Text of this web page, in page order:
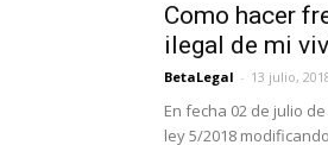
Como hacer
ilegal de mi
BetaLegal - 13 julio,
En fecha 02 de julio
ley 5/2018